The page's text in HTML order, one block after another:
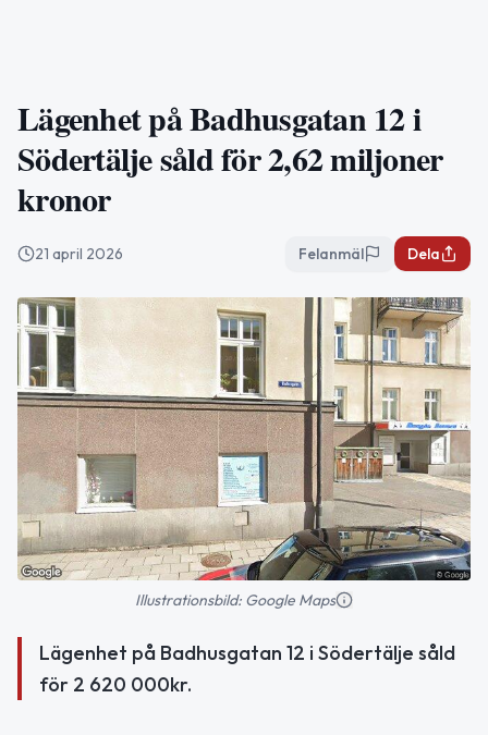
Lägenhet på Badhusgatan 12 i
Södertälje såld för 2,62 miljoner
kronor
21 april 2026 Felanmäl Dela
Illustrationsbild: Google Maps
Lägenhet på Badhusgatan 12 i Södertälje såld
för 2 620 000kr.